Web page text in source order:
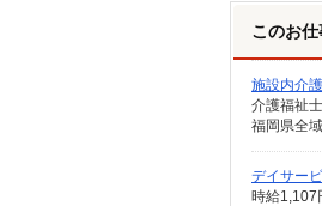
このお
施設内介
福岡県全
デイサー
時給1,107